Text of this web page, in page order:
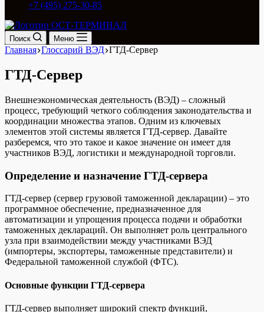
+7 (495) 275-30-85
Поиск Меню
Главная Глоссарий ВЭД ГТД-Сервер
ГТД-Сервер
Внешнеэкономическая деятельность (ВЭД) – сложный
процесс, требующий четкого соблюдения законодательства и
координации множества этапов. Одним из ключевых
элементов этой системы является ГТД-сервер. Давайте
разберемся, что это такое и какое значение он имеет для
участников ВЭД, логистики и международной торговли.
Определение и назначение ГТД-сервера
ГТД-сервер (сервер грузовой таможенной декларации) – это
программное обеспечение, предназначенное для
автоматизации и упрощения процесса подачи и обработки
таможенных деклараций. Он выполняет роль центрального
узла при взаимодействии между участниками ВЭД
(импортеры, экспортеры, таможенные представители) и
Федеральной таможенной службой (ФТС).
Основные функции ГТД-сервера
ГТД-сервер выполняет широкий спектр функций,